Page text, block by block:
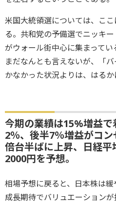
米国大統領選については、こ
る。共和党の予備選でニッキ
がウォール街中心に集まってい
まだなんとも言えないが、「
かなかった状況よりは、はるか
今期の業績は15%増益
2％、後半7％増益がコ
倍台半ばに上昇、日経
2000円を予想。
相場予想に戻ると、日本株は緩
成長期待でバリュエーション